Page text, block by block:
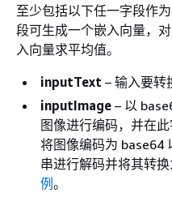
至少包括以下任一字段作
段可生成一个嵌入向量，
入向量求平均值。
inputText – 输入要转
inputImage – 以
图像进行编码，并在
将图像编码为 base64
串进行解码并将其转
例。